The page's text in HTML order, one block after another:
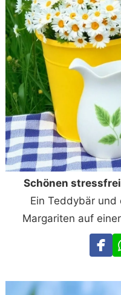
Schönen
Ein Teddybär und
Margariten auf